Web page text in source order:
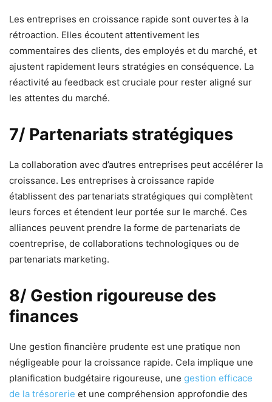
Les entreprises en croissance rapide sont ouvertes à la
rétroaction. Elles écoutent attentivement les
commentaires des clients, des employés et du marché, et
ajustent rapidement leurs stratégies en conséquence. La
réactivité au feedback est cruciale pour rester aligné sur
les attentes du marché.
7/ Partenariats stratégiques
La collaboration avec d’autres entreprises peut accélérer la
croissance. Les entreprises à croissance rapide
établissent des partenariats stratégiques qui complètent
leurs forces et étendent leur portée sur le marché. Ces
alliances peuvent prendre la forme de partenariats de
coentreprise, de collaborations technologiques ou de
partenariats marketing.
8/ Gestion rigoureuse des
finances
Une gestion financière prudente est une pratique non
négligeable pour la croissance rapide. Cela implique une
planification budgétaire rigoureuse, une gestion efficace
de la trésorerie et une compréhension approfondie des